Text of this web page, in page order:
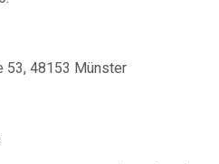
53, 48153 Münster